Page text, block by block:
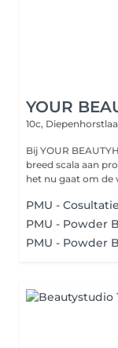
YOUR
10c,
Bij YOUR
breed scala aan
het nu gaat om de
PMU -
PMU - Powder
PMU - Powder